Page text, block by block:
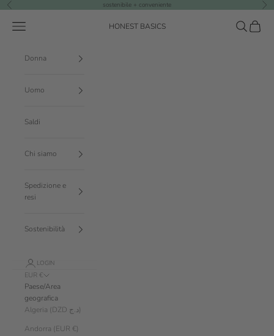
Vai al contenuto
Precedente sostenibile + conveniente
HONEST BASICS
Menù CercaCarrello
Donna
Uomo
Saldi
Chi siamo
Spedizione e
resi
Sostenibilità
LOGIN
EUR €
Paese/Area
geografica
Algeria (DZD د.ج)
Andorra (EUR €)